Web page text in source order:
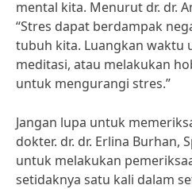
mental kita. Menurut dr. dr.
“Stres dapat berdampak
tubuh kita. Luangkan waktu
meditasi, atau melakukan
untuk mengurangi stres.”
Jangan lupa untuk
dokter. dr. dr. Erlina Burhan,
untuk melakukan
setidaknya satu kali dalam